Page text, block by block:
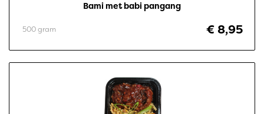
Bami met babi pangang
€ 8,95
500 gram